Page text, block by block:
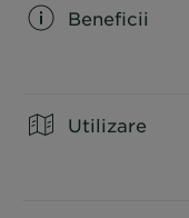
Beneficii
Utilizare